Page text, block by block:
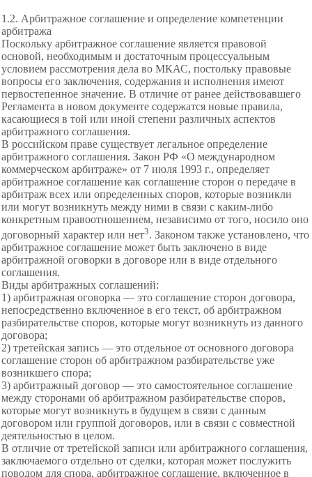
1.2. Арбитражное соглашение и определение компетенции
арбитража
Поскольку арбитражное соглашение является правовой
основой, необходимым и достаточным процессуальным
условием рассмотрения дела во МКАС, постольку правовые
вопросы его заключения, содержания и исполнения имеют
первостепенное значение. В отличие от ранее действовавшего
Регламента в новом документе содержатся новые правила,
касающиеся в той или иной степени различных аспектов
арбитражного соглашения.
В российском праве существует легальное определение
арбитражного соглашения. Закон РФ «О международном
коммерческом арбитраже» от 7 июля 1993 г., определяет
арбитражное соглашение как соглашение сторон о передаче в
арбитраж всех или определенных споров, которые возникли
или могут возникнуть между ними в связи с каким-либо
конкретным правоотношением, независимо от того, носило оно
договорный характер или нет3. Законом также установлено, что
арбитражное соглашение может быть заключено в виде
арбитражной оговорки в договоре или в виде отдельного
соглашения.
Виды арбитражных соглашений:
1) арбитражная оговорка — это соглашение сторон договора,
непосредственно включенное в его текст, об арбитражном
разбирательстве споров, которые могут возникнуть из данного
договора;
2) третейская запись — это отдельное от основного договора
соглашение сторон об арбитражном разбирательстве уже
возникшего спора;
3) арбитражный договор — это самостоятельное соглашение
между сторонами об арбитражном разбирательстве споров,
которые могут возникнуть в будущем в связи с данным
договором или группой договоров, или в связи с совместной
деятельностью в целом.
В отличие от третейской записи или арбитражного соглашения,
заключаемого отдельно от сделки, которая может послужить
поводом для спора, арбитражное соглашение, включенное в